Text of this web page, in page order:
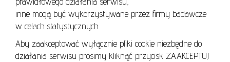
inne mogą być wykorzystywane przez firmy badawcze
w celach statystycznych.
Aby zaakceptować wyłącznie pliki cookie niezbędne do
działania serwisu prosimy kliknąć przycisk ZAAKCEPTUJ
POLITYKA COOKIES